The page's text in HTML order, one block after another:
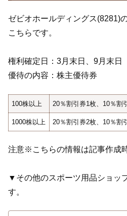
ゼビオホールディングス(8281)
こちらです。
権利確定日：3月末日、9月末日
優待の内容：株主優待券
100株以上 20％割引券1枚、10％割
1000株以上 20％割引券2枚、10％割
注意※こちらの情報は記事作成
▼その他のスポーツ用品ショッ
す。